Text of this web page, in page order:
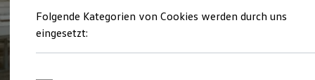
Gewerbliche Personenbeförderung
Service & mobile Werkstätten
Kühlfahrzeuge
Folgende Kategorien von Cookies werden durch uns
eingesetzt: